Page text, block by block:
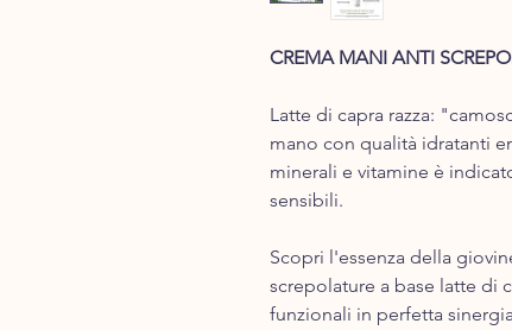
C​REMA MANI ANTI
Latte di capra ​razza:
mano con qualità idratanti
minerali e vitamine è
sensibili.
Scopri l'essenza della
screpolature a base latte di
funzionali in perfetta